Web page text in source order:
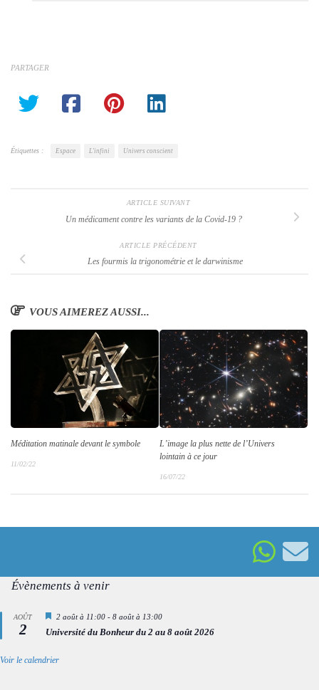
PARTAGER
Étiquettes : Espace L'infini Univers conscient
ARTICLE SUIVANT
Un médicament contre les variants de la Covid-19 ?
ARTICLE PRÉCÉDENT
Les fourmis la trigonométrie et le darwinisme
VOUS AIMEREZ AUSSI...
Méditation matinale devant le symbole
11/02/22
L’image la plus nette de l’Univers
lointain à ce jour
16/07/22
Évènements à venir
AOÛT
2
Mis
avant
2 août à 11:00 - 8 août à 13:00
Université du Bonheur du 2 au 8 août 2026
Voir le calendrier